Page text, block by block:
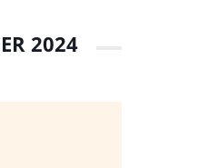
2024